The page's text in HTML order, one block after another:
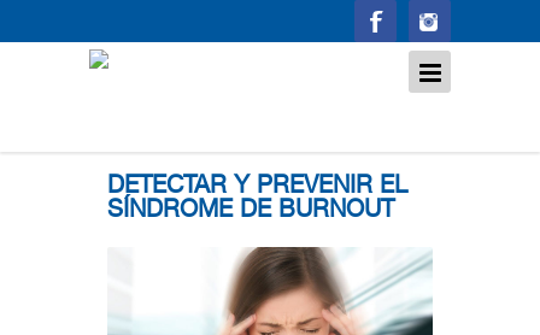
DETECTAR Y PREVENIR EL
SÍNDROME DE BURNOUT